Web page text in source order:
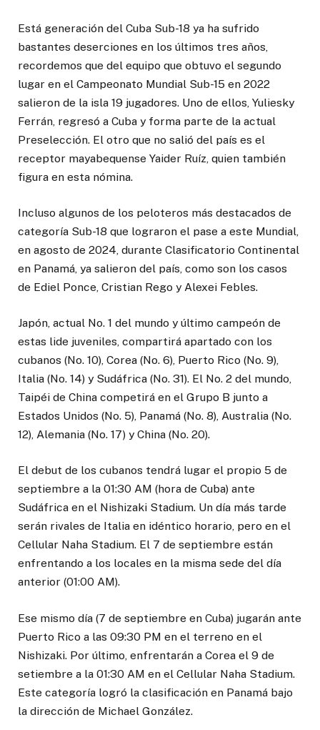
Está generación del Cuba Sub-18 ya ha sufrido
bastantes deserciones en los últimos tres años,
recordemos que del equipo que obtuvo el segundo
lugar en el Campeonato Mundial Sub-15 en 2022
salieron de la isla 19 jugadores. Uno de ellos, Yuliesky
Ferrán, regresó a Cuba y forma parte de la actual
Preselección. El otro que no salió del país es el
receptor mayabequense Yaider Ruíz, quien también
figura en esta nómina.
Incluso algunos de los peloteros más destacados de
categoría Sub-18 que lograron el pase a este Mundial,
en agosto de 2024, durante Clasificatorio Continental
en Panamá, ya salieron del país, como son los casos
de Ediel Ponce, Cristian Rego y Alexei Febles.
Japón, actual No. 1 del mundo y último campeón de
estas lide juveniles, compartirá apartado con los
cubanos (No. 10), Corea (No. 6), Puerto Rico (No. 9),
Italia (No. 14) y Sudáfrica (No. 31). El No. 2 del mundo,
Taipéi de China competirá en el Grupo B junto a
Estados Unidos (No. 5), Panamá (No. 8), Australia (No.
12), Alemania (No. 17) y China (No. 20).
El debut de los cubanos tendrá lugar el propio 5 de
septiembre a la 01:30 AM (hora de Cuba) ante
Sudáfrica en el Nishizaki Stadium. Un día más tarde
serán rivales de Italia en idéntico horario, pero en el
Cellular Naha Stadium. El 7 de septiembre están
enfrentando a los locales en la misma sede del día
anterior (01:00 AM).
Ese mismo día (7 de septiembre en Cuba) jugarán ante
Puerto Rico a las 09:30 PM en el terreno en el
Nishizaki. Por último, enfrentarán a Corea el 9 de
setiembre a la 01:30 AM en el Cellular Naha Stadium.
Este categoría logró la clasificación en Panamá bajo
la dirección de Michael González.